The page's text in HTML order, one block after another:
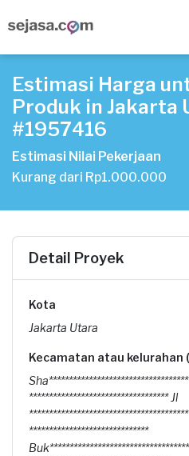
Estimasi Harga
Produk in Jakarta
#1957416
Estimasi Nilai Pekerjaan
Kurang dari Rp1.000.000
Detail Proyek
Kota
Jakarta Utara
Kecamatan atau kelurahan
*********************************** Jl
******************************